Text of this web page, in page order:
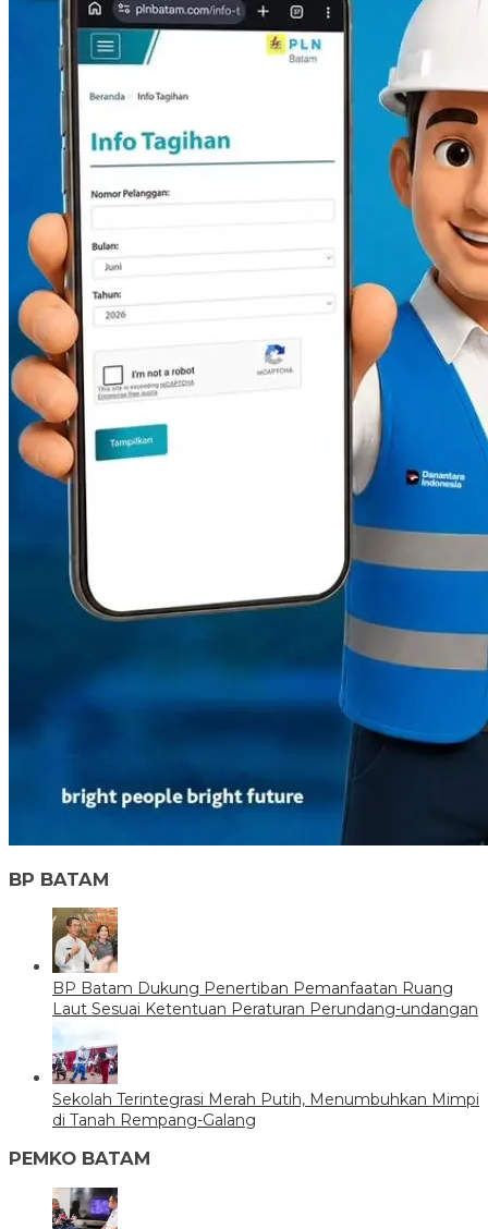
BP BATAM
BP Batam Dukung Penertiban Pemanfaatan Ruang
Laut Sesuai Ketentuan Peraturan Perundang-undangan
Sekolah Terintegrasi Merah Putih, Menumbuhkan Mimpi
di Tanah Rempang-Galang
PEMKO BATAM